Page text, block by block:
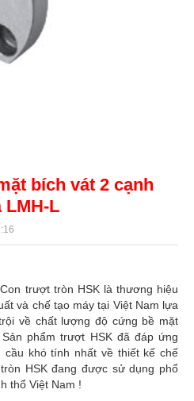
bích vát 2 cạnh
LMH-L
trượt tròn HSK là thương hiệu
và chế tạo máy tại Việt Nam lựa
về chất lượng độ cứng bề mặt
phẩm trượt HSK đã đáp ứng
khó tính nhất về thiết kế chế
HSK đang được sử dụng phổ
thổ Việt Nam !